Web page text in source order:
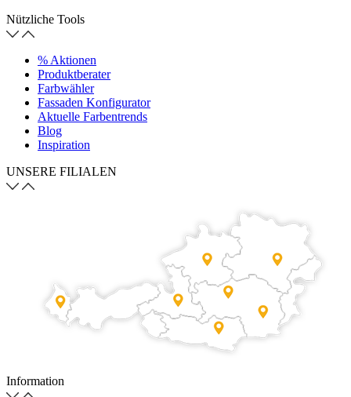
Nützliche Tools
% Aktionen
Produktberater
Farbwähler
Fassaden Konfigurator
Aktuelle Farbentrends
Blog
Inspiration
UNSERE FILIALEN
Information